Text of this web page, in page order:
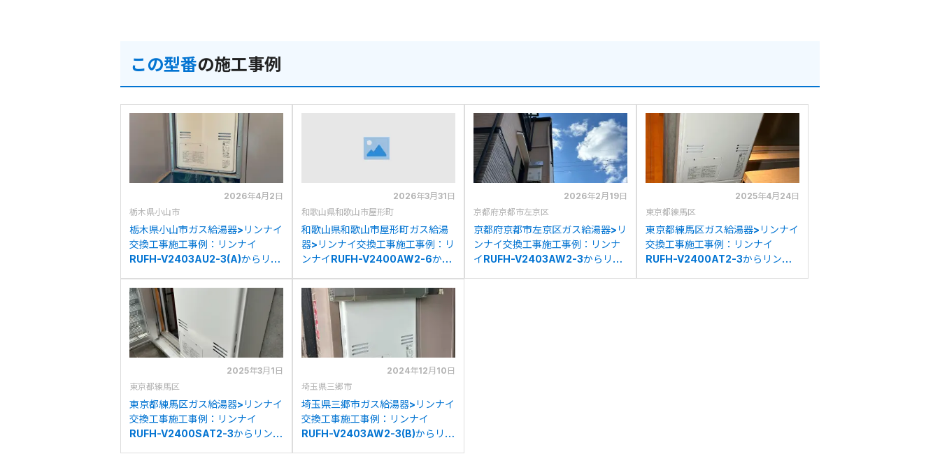
この型番の施工事例
2026年4月2日
栃木県小山市
栃木県小山市ガス給湯器>リンナイ
交換工事施工事例：リンナイ
RUFH-V2403AU2-3(A)からリン
の交換
2026年3月31日
和歌山県和歌山市屋形町
和歌山県和歌山市屋形町ガス給湯
器>リンナイ交換工事施工事例：リ
ンナイRUFH-V2400AW2-6から
3(A)への交換
2026年2月19日
京都府京都市左京区
京都府京都市左京区ガス給湯器>リ
ンナイ交換工事施工事例：リンナ
イRUFH-V2403AW2-3からリン
2025年4月24日
東京都練馬区
東京都練馬区ガス給湯器>リンナイ
交換工事施工事例：リンナイ
RUFH-V2400AT2-3からリンナ
2025年3月1日
東京都練馬区
東京都練馬区ガス給湯器>リンナイ
交換工事施工事例：リンナイ
RUFH-V2400SAT2-3からリンナ
2024年12月10日
埼玉県三郷市
埼玉県三郷市ガス給湯器>リンナイ
交換工事施工事例：リンナイ
RUFH-V2403AW2-3(B)からリン